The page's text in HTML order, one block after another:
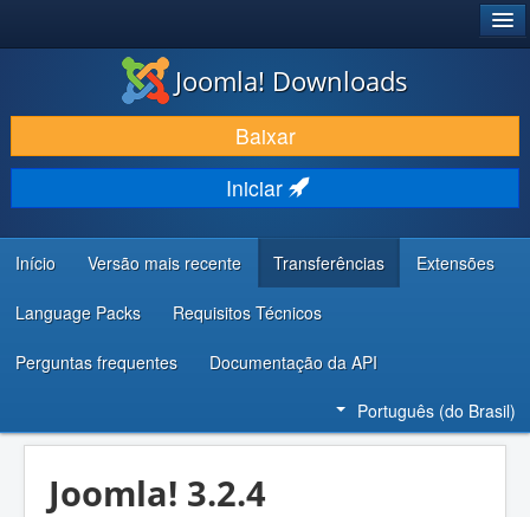
BAIXAR E APRIMORAR
DESCUBRA & APRENDA
COMUNIDADE & SUPORTE
RECURSOS PARA DESENVOLVEDORES
Joomla! Downloads
Baixar
Iniciar
Início Versão mais recente Transferências Extensões
Language Packs Requisitos Técnicos
Perguntas frequentes Documentação da API
Português (do Brasil)
Joomla! 3.2.4